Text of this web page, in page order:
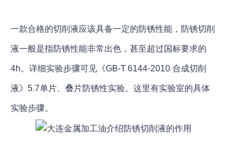
一款合格的切削液应该具备一定的防锈性能，防锈切削
液一般是指防锈性能非常出色，甚至超过国标要求的
4h。详细实验步骤可见《GB-T 6144-2010 合成切削
液》5.7单片、叠片防锈性实验。这里有实验室的具体
实验步骤。